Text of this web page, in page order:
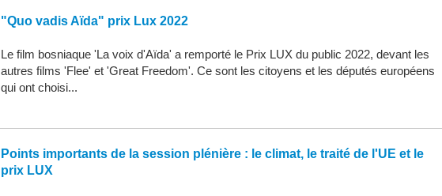
"Quo vadis Aïda" prix Lux 2022
Le film bosniaque 'La voix d'Aïda' a remporté le Prix LUX du public 2022, devant les
autres films 'Flee' et 'Great Freedom'. Ce sont les citoyens et les députés européens
qui ont choisi...
Points importants de la session plénière : le climat, le traité de l'UE et le
prix LUX